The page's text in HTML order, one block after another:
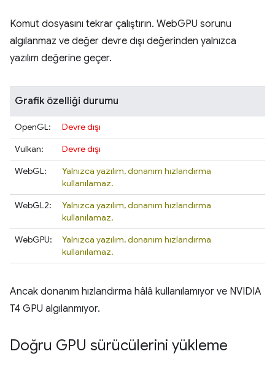
Komut dosyasını tekrar çalıştırın. WebGPU sorunu
algılanmaz ve değer devre dışı değerinden yalnızca
yazılım değerine geçer.
Grafik özelliği durumu
OpenGL:
Devre dışı
Vulkan:
Devre dışı
WebGL:
Yalnızca yazılım, donanım hızlandırma
kullanılamaz.
WebGL2:
Yalnızca yazılım, donanım hızlandırma
kullanılamaz.
WebGPU:
Yalnızca yazılım, donanım hızlandırma
kullanılamaz.
Ancak donanım hızlandırma hâlâ kullanılamıyor ve NVIDIA
T4 GPU algılanmıyor.
Doğru GPU sürücülerini yükleme